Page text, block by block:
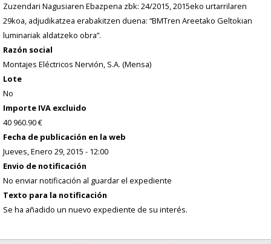
Zuzendari Nagusiaren Ebazpena zbk: 24/2015, 2015eko urtarrilaren
29koa, adjudikatzea erabakitzen duena: “BMTren Areetako Geltokian
luminariak aldatzeko obra”.
Razón social
Montajes Eléctricos Nervión, S.A. (Mensa)
Lote
No
Importe IVA excluido
40 960.90 €
Fecha de publicación en la web
Jueves, Enero 29, 2015 - 12:00
Envio de notificación
No enviar notificación al guardar el expediente
Texto para la notificación
Se ha añadido un nuevo expediente de su interés.